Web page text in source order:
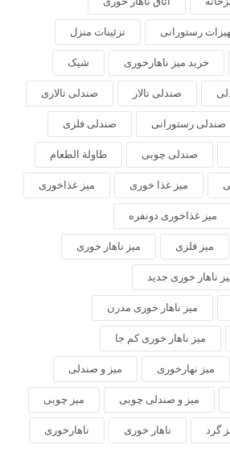
رستورانی تزئینات منزل
خرید میز ناهارخوری شیک
صندلی تالار صندلی تالاری
صندلی رستورانی صندلی فلزی
صندلی چوبی طاولة الطعام
میز غذا خوری میز غذاخوری
میز غذاخوری دونفره
میز فلزی میز ناهار خوری
ناهار خوری جدید
میز ناهار خوری مدرن
میز ناهار خوری کم جا
میز نهارخوری میز و صندلی
میز و صندلی چوبی میز چوبی
گرد ناهار خوری ناهارخوری